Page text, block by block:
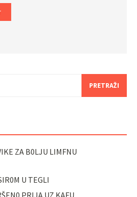
ZA B0LJU LIMFNU
U TEGLI
PRIJA UZ KAFU